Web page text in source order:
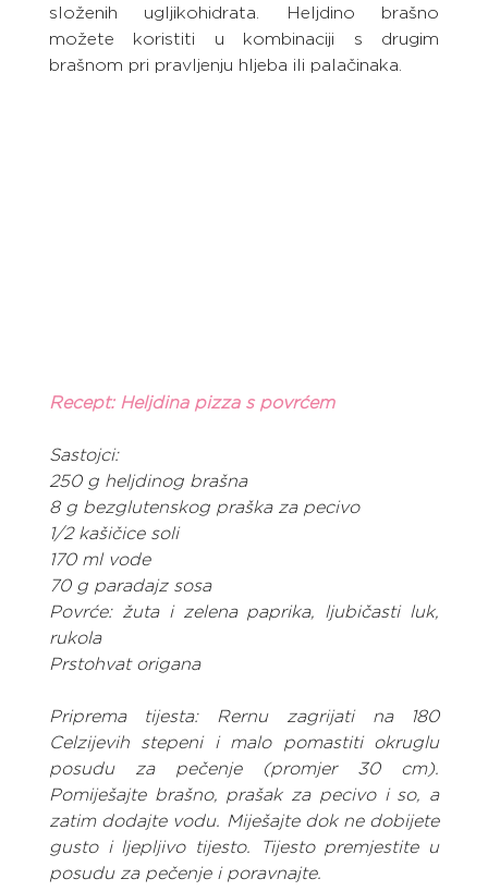
složenih ugljikohidrata. Heljdino brašno
možete koristiti u kombinaciji s drugim
brašnom pri pravljenju hljeba ili palačinaka.
Recept: Heljdina pizza s povrćem
Sastojci:
250 g heljdinog brašna
8 g bezglutenskog praška za pecivo
1/2 kašičice soli
170 ml vode
70 g paradajz sosa
Povrće: žuta i zelena paprika, ljubičasti luk,
rukola
Prstohvat origana
Priprema tijesta: Rernu zagrijati na 180
Celzijevih stepeni i malo pomastiti okruglu
posudu za pečenje (promjer 30 cm).
Pomiješajte brašno, prašak za pecivo i so, a
zatim dodajte vodu. Miješajte dok ne dobijete
gusto i ljepljivo tijesto. Tijesto premjestite u
posudu za pečenje i poravnajte.